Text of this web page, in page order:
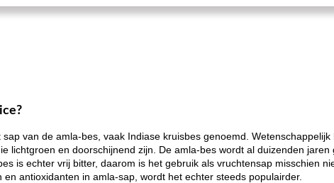
sap van de amla-bes, vaak Indiase kruisbes genoemd.
lichtgroen en doorschijnend zijn. De amla-bes wordt al duizenden
is echter vrij bitter, daarom is het gebruik als vruchtensap misschien
en antioxidanten in amla-sap, wordt het echter steeds populairder.